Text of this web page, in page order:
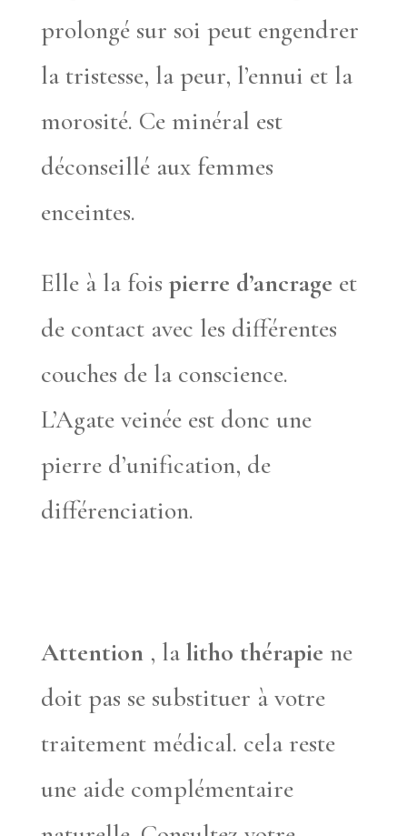
prolongé sur soi peut engendrer
la tristesse, la peur, l’ennui et la
morosité. Ce minéral est
déconseillé aux femmes
enceintes.
Elle à la fois pierre d’ancrage et
de contact avec les différentes
couches de la conscience.
L’Agate veinée est donc une
pierre d’unification, de
différenciation.
Attention, la litho thérapie ne
doit pas se substituer à votre
traitement médical. cela reste
une aide complémentaire